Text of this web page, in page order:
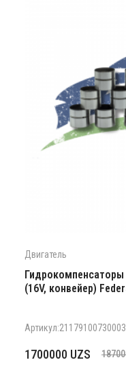
Двигатель
Гидрокомпенсаторы
(16V, конвейер)
Артикул:21179100730003
Первоначальная
1700000 UZS
Текущая